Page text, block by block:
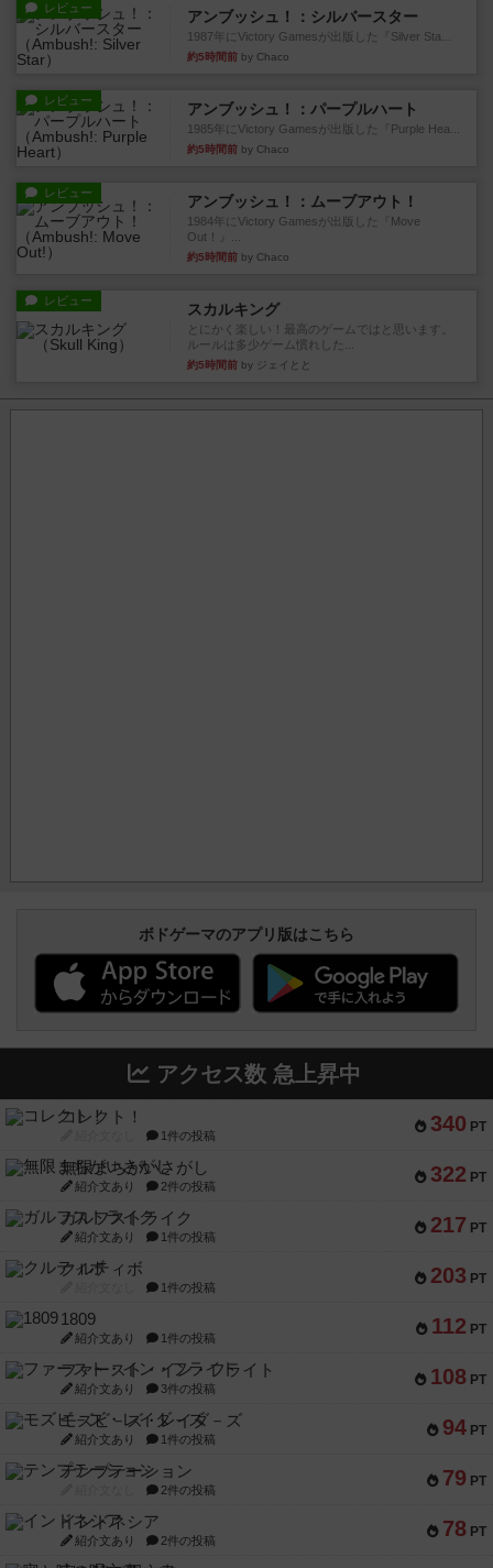
レビュー アンブッシュ！：シルバースター
1987年にVictory Gamesが出版した『Silver Sta...
約5時間前 by Chaco
レビュー アンブッシュ！：パープルハート
1985年にVictory Gamesが出版した『Purple Hea...
約5時間前 by Chaco
レビュー アンブッシュ！：ムーブアウト！
1984年にVictory Gamesが出版した『Move
Out！』...
約5時間前 by Chaco
レビュー スカルキング
とにかく楽しい！最高のゲームではと思います。
ルールは多少ゲーム慣れした...
約5時間前 by ジェイとと
ボドゲーマのアプリ版はこちら
アクセス数 急上昇中
340 PT
コレクト！
1件の投稿
322 PT
無限まちがいさがし
紹介文あり 2件の投稿
217 PT
ガルフストライク
紹介文あり 1件の投稿
203 PT
クルティボ
1件の投稿
112 PT
1809
紹介文あり 1件の投稿
108 PT
ファースト・イン・フライト
紹介文あり 3件の投稿
94 PT
モズビ－ズ・レイダ－ズ
紹介文あり 1件の投稿
79 PT
テンプテーション
2件の投稿
78 PT
インドネシア
紹介文あり 2件の投稿